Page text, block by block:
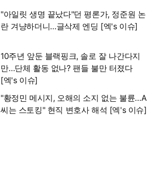
"아일릿 생명 끝났다"던 평론가, 정준원 논
란 겨냥하더니…글삭제 엔딩 [엑's 이슈]
10주년 앞둔 블랙핑크, 솔로 잘 나간다지
만…단체 활동 없나? 팬들 불만 터졌다
[엑's 이슈]
"황정민 메시지, 오해의 소지 없는 불륜…A
씨는 스토킹" 현직 변호사 해석 [엑's 이슈]